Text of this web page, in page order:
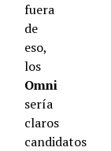
fuera
de
eso,
los
Omni
sería
claros
candidatos